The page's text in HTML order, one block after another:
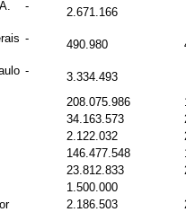
-
2.671.166
-
490.980
-
3.334.493
208.075.986
34.163.573
2.122.032
146.477.548
23.812.833
1.500.000
2.186.503